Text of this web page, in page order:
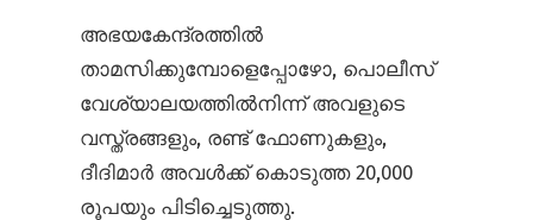
അഭയകേന്ദ്രത്തിൽ
താമസിക്കുമ്പോളെപ്പോഴോ, പൊലീസ്
വേശ്യാലയത്തിൽനിന്ന് അവളുടെ
വസ്ത്രങ്ങളും, രണ്ട് ഫോണുകളും,
ദീദിമാർ അവൾക്ക് കൊടുത്ത 20,000
രൂപയും പിടിച്ചെടുത്തു.